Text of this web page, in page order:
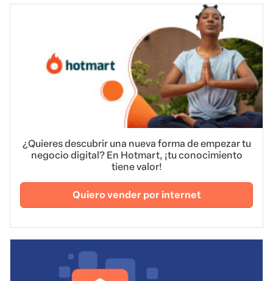
¿Quieres descubrir una nueva forma de empezar tu
negocio digital? En Hotmart, ¡tu conocimiento
tiene valor!
Quiero vender por internet